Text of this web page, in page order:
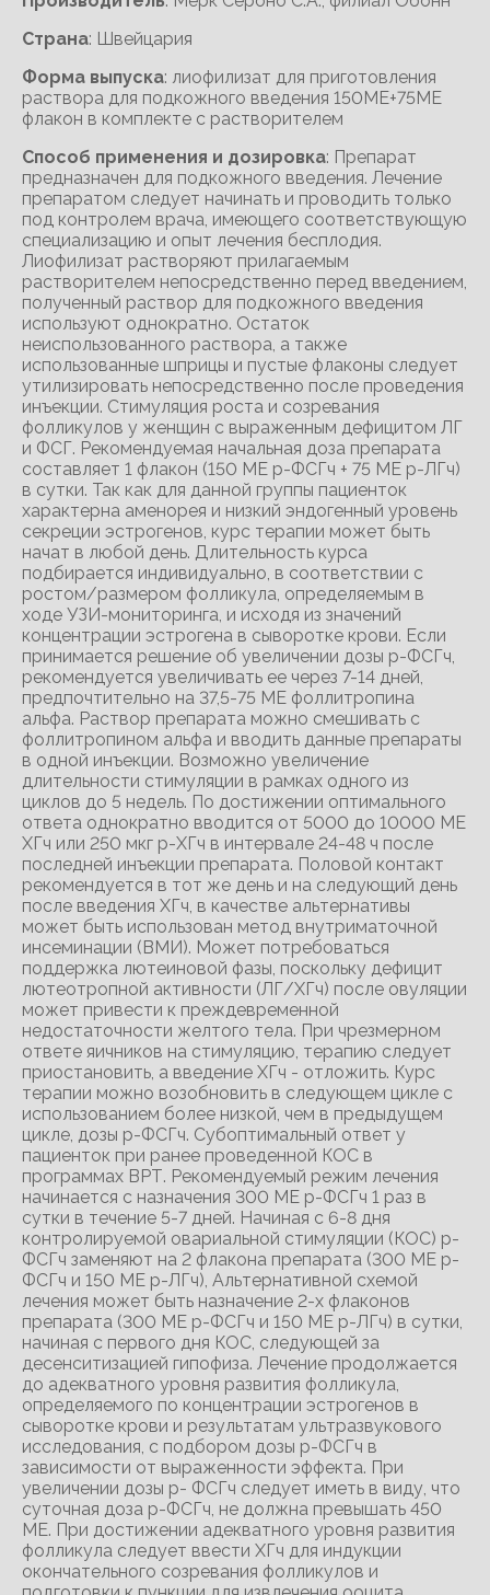
Cтрана: Швейцария
Форма выпуска: лиофилизат для приготовления
раствора для подкожного введения 150МЕ+75МЕ
флакон в комплекте с растворителем
Способ применения и дозировка: Препарат
предназначен для подкожного введения. Лечение
препаратом следует начинать и проводить только
под контролем врача, имеющего соответствующую
специализацию и опыт лечения бесплодия.
Лиофилизат растворяют прилагаемым
растворителем непосредственно перед введением,
полученный раствор для подкожного введения
используют однократно. Остаток
неиспользованного раствора, а также
использованные шприцы и пустые флаконы следует
утилизировать непосредственно после проведения
инъекции. Стимуляция роста и созревания
фолликулов у женщин с выраженным дефицитом ЛГ
и ФСГ. Рекомендуемая начальная доза препарата
составляет 1 флакон (150 ME р-ФСГч + 75 ME р-ЛГч)
в сутки. Так как для данной группы пациенток
характерна аменорея и низкий эндогенный уровень
секреции эстрогенов, курс терапии может быть
начат в любой день. Длительность курса
подбирается индивидуально, в соответствии с
ростом/размером фолликула, определяемым в
ходе УЗИ-мониторинга, и исходя из значений
концентрации эстрогена в сыворотке крови. Если
принимается решение об увеличении дозы р-ФСГч,
рекомендуется увеличивать ее через 7-14 дней,
предпочтительно на 37,5-75 ME фоллитропина
альфа. Раствор препарата можно смешивать с
фоллитропином альфа и вводить данные препараты
в одной инъекции. Возможно увеличение
длительности стимуляции в рамках одного из
циклов до 5 недель. По достижении оптимального
ответа однократно вводится от 5000 до 10000 ME
ХГч или 250 мкг р-ХГч в интервале 24-48 ч после
последней инъекции препарата. Половой контакт
рекомендуется в тот же день и на следующий день
после введения ХГч, в качестве альтернативы
может быть использован метод внутриматочной
инсеминации (ВМИ). Может потребоваться
поддержка лютеиновой фазы, поскольку дефицит
лютеотропной активности (ЛГ/ХГч) после овуляции
может привести к преждевременной
недостаточности желтого тела. При чрезмерном
ответе яичников на стимуляцию, терапию следует
приостановить, а введение ХГч - отложить. Курс
терапии можно возобновить в следующем цикле с
использованием более низкой, чем в предыдущем
цикле, дозы р-ФСГч. Субоптимальный ответ у
пациенток при ранее проведенной КОС в
программах ВРТ. Рекомендуемый режим лечения
начинается с назначения 300 ME р-ФСГч 1 раз в
сутки в течение 5-7 дней. Начиная с 6-8 дня
контролируемой овариальной стимуляции (КОС) р-
ФСГч заменяют на 2 флакона препарата (300 ME р-
ФСГч и 150 ME р-ЛГч), Альтернативной схемой
лечения может быть назначение 2-х флаконов
препарата (300 ME р-ФСГч и 150 ME р-ЛГч) в сутки,
начиная с первого дня КОС, следующей за
десенситизацией гипофиза. Лечение продолжается
до адекватного уровня развития фолликула,
определяемого по концентрации эстрогенов в
сыворотке крови и результатам ультразвукового
исследования, с подбором дозы р-ФСГч в
зависимости от выраженности эффекта. При
увеличении дозы р- ФСГч следует иметь в виду, что
суточная доза р-ФСГч, не должна превышать 450
ME. При достижении адекватного уровня развития
фолликула следует ввести ХГч для индукции
окончательного созревания фолликулов и